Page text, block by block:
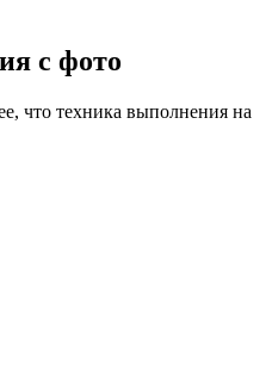
с фото
что техника выполнения на